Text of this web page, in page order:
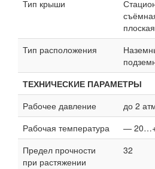
Тип крыши
Тип расположения
ТЕХНИЧЕСКИЕ ПАРАМЕТРЫ
Рабочее давление
до 2
Рабочая температура
—
Предел прочности
при растяжении
32